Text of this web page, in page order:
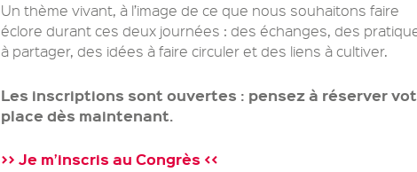
Un thème vivant, à l’image de ce que nous souhaitons faire
éclore durant ces deux journées : des échanges, des
à partager, des idées à faire circuler et des liens à cultiver.
Les inscriptions sont ouvertes : pensez à réserver
place dès maintenant.
>> Je m’inscris au Congrès <<